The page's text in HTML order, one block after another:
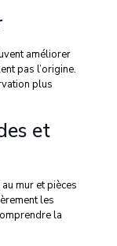
améliorer
pas l’origine.
plus
et
mur et pièces
les
la